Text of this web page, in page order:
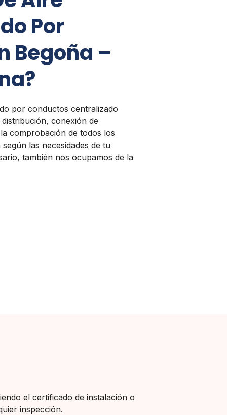
Por
Begoña –
por conductos centralizado
conexión de
comprobación de todos los
las necesidades de tu
también nos ocupamos de la
el certificado de instalación o
inspección.